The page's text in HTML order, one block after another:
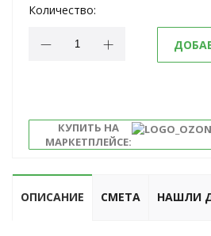
Количество:
КУПИТЬ НА
МАРКЕТПЛЕЙСЕ:
ОПИСАНИЕ СМЕТА НАШЛИ